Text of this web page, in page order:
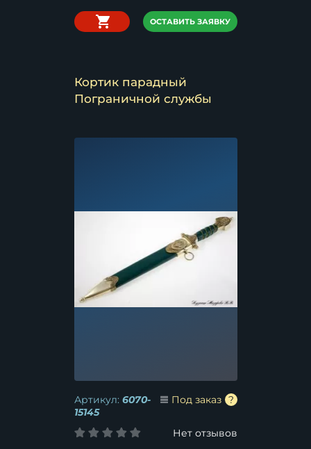
ОСТАВИТЬ ЗАЯВКУ
Кортик парадный
Пограничной службы
Артикул: 6070-
15145
Под заказ
Нет отзывов